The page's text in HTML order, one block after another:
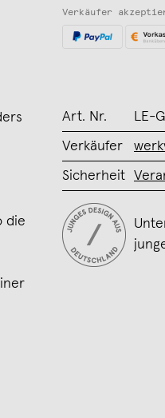
Verkäufer
die
Art. Nr. LE-
Verkäufer
Sicherheit